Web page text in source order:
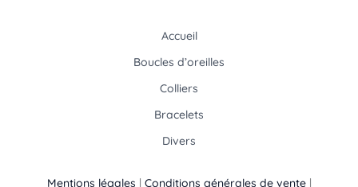
Accueil
Boucles d’oreilles
Colliers
Bracelets
Divers
Mentions légales | Conditions générales de vente|